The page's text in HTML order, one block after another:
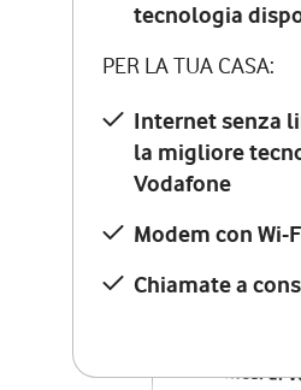
tecnologia
PER LA TUA CASA:
Internet senza
la migliore
Vodafone
Modem con Wi-
Chiamate a
tecnologia
PER LA TUA
Internet
la
Vodafone
Modem
Chiamate
numeri
nazionali
12 mesi di
con sconti
esclusive,